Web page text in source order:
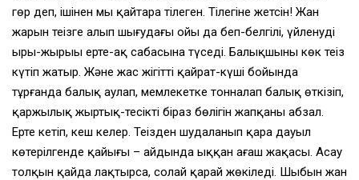
гөр деп, ішінен мың қайтара тілеген. Тілегіне жетсін! Жан
жарын теңізге алып шығудағы ойы да беп-белгілі, үйленудің
ырың-жырыңы ертең-ақ сабасына түседі. Балықшыны көк теңіз
күтіп жатыр. Және жас жігіттің қайрат-күші бойында
тұрғанда балық аулап, мемлекетке тонналап балық өткізіп,
қаржылық жыртық-тесіктің біраз бөлігін жапқаны абзал.
Ерте кетіп, кеш келер. Теңізден шудаланып қара дауыл
көтерілгенде қайығың – айдында ыққан ағаш жаңқасы. Асау
толқын қайда лақтырса, солай қарай жөңкіледі. Шыбын жан